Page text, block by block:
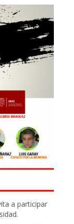
a participar